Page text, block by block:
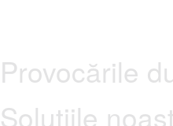
Provocările
Soluțiile